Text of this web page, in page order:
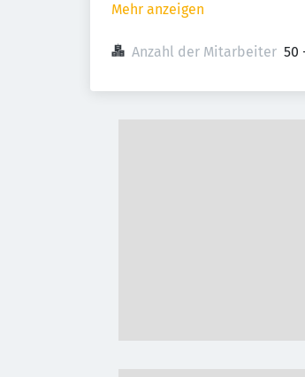
Mehr anzeigen
Anzahl der Mitarbeiter 50